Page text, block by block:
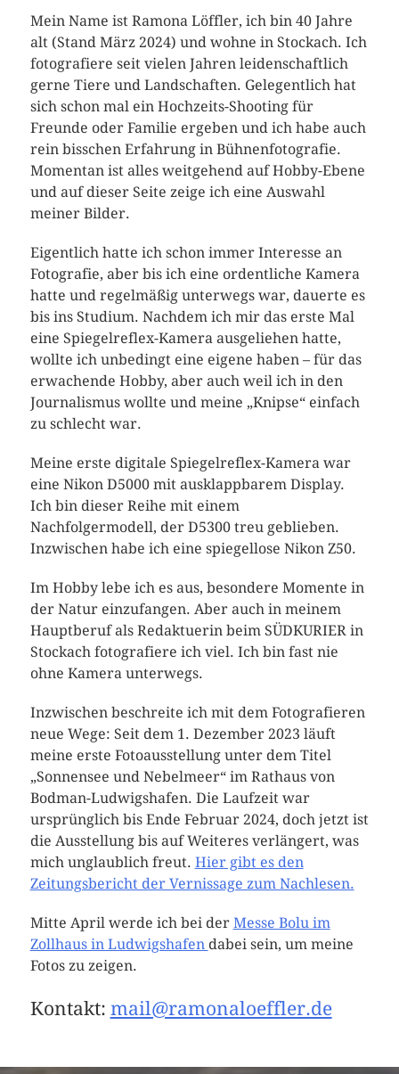
Mein Name ist Ramona Löffler, ich bin 40 Jahre
alt (Stand März 2024) und wohne in Stockach. Ich
fotografiere seit vielen Jahren leidenschaftlich
gerne Tiere und Landschaften. Gelegentlich hat
sich schon mal ein Hochzeits-Shooting für
Freunde oder Familie ergeben und ich habe auch
rein bisschen Erfahrung in Bühnenfotografie.
Momentan ist alles weitgehend auf Hobby-Ebene
und auf dieser Seite zeige ich eine Auswahl
meiner Bilder.
Eigentlich hatte ich schon immer Interesse an
Fotografie, aber bis ich eine ordentliche Kamera
hatte und regelmäßig unterwegs war, dauerte es
bis ins Studium. Nachdem ich mir das erste Mal
eine Spiegelreflex-Kamera ausgeliehen hatte,
wollte ich unbedingt eine eigene haben – für das
erwachende Hobby, aber auch weil ich in den
Journalismus wollte und meine „Knipse“ einfach
zu schlecht war.
Meine erste digitale Spiegelreflex-Kamera war
eine Nikon D5000 mit ausklappbarem Display.
Ich bin dieser Reihe mit einem
Nachfolgermodell, der D5300 treu geblieben.
Inzwischen habe ich eine spiegellose Nikon Z50.
Im Hobby lebe ich es aus, besondere Momente in
der Natur einzufangen. Aber auch in meinem
Hauptberuf als Redaktuerin beim SÜDKURIER in
Stockach fotografiere ich viel. Ich bin fast nie
ohne Kamera unterwegs.
Inzwischen beschreite ich mit dem Fotografieren
neue Wege: Seit dem 1. Dezember 2023 läuft
meine erste Fotoausstellung unter dem Titel
„Sonnensee und Nebelmeer“ im Rathaus von
Bodman-Ludwigshafen. Die Laufzeit war
ursprünglich bis Ende Februar 2024, doch jetzt ist
die Ausstellung bis auf Weiteres verlängert, was
mich unglaublich freut. Hier gibt es den
Zeitungsbericht der Vernissage zum Nachlesen.
Mitte April werde ich bei der Messe Bolu im
Zollhaus in Ludwigshafen dabei sein, um meine
Fotos zu zeigen.
Kontakt: mail@ramonaloeffler.de